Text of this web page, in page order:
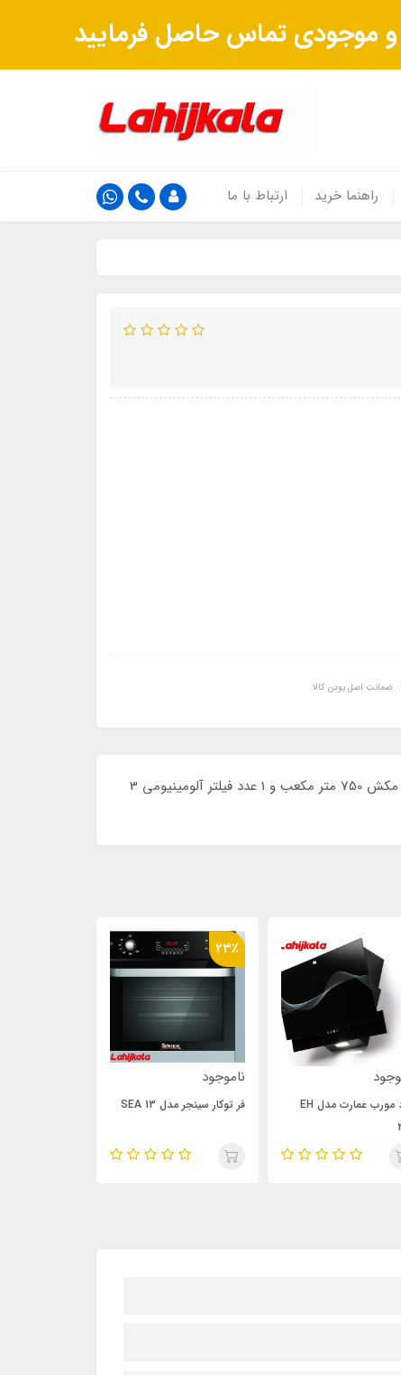
و موجودی تماس حاصل فرمایید
راهنما خرید ارتباط با ما
ضمانت اصل بودن کالا
هود آلتون مدل H501 این هود دارای عرض 90 سانتی متر و میزان صدا 56 دی سیبل و نمای استیل و موتور توربو 4 دور و قدرت مکش 750 متر مکعب و 1 عدد فیلتر آلومینیومی 3
هود مورب عمارت مدل EH
23٪
ناموجود
فر توکار سینجر مدل SEA 13